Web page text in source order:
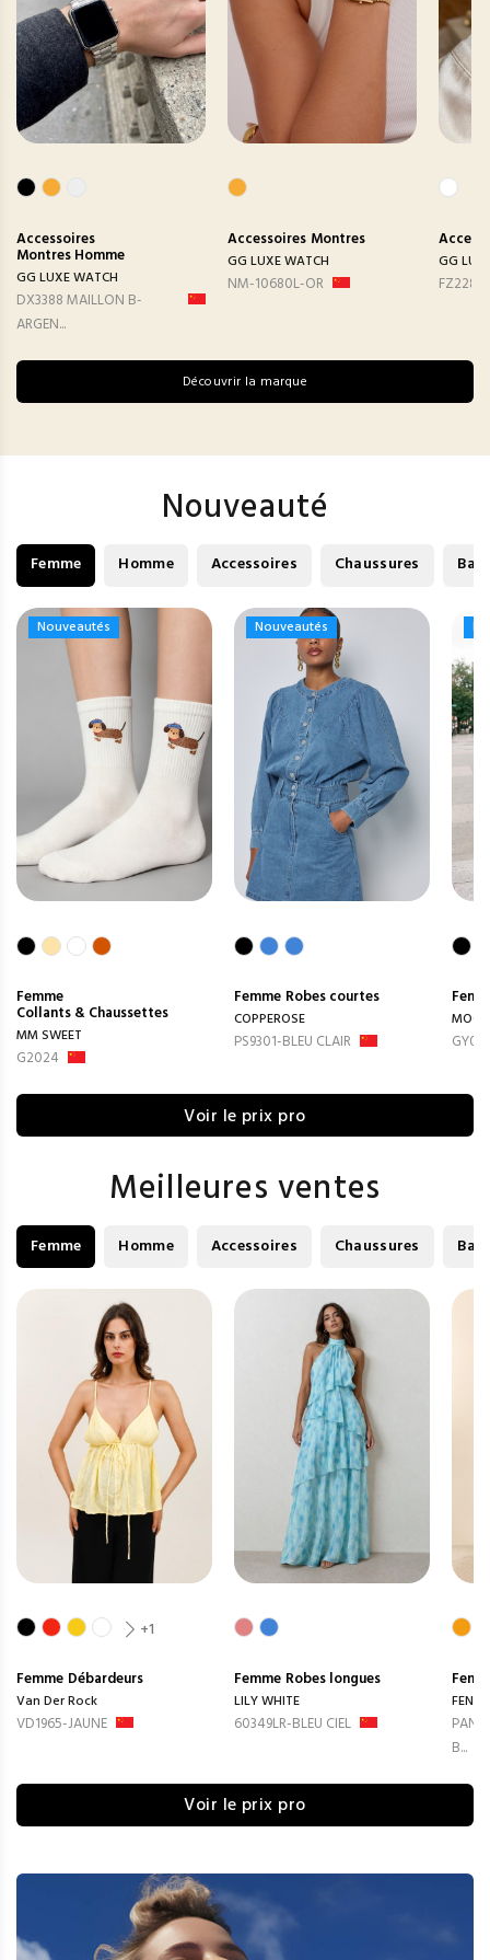
Accessoires
Montres Homme
GG LUXE WATCH
DX3388 MAILLON B-
ARGEN...
Accessoires Montres
GG LUXE WATCH
NM-10680L-OR
GG
FZ2282
Découvrir la marque
Nouveauté
Femme Homme Accessoires Chaussures
Nouveautés
Nouveautés
Femme
Collants & Chaussettes
MM SWEET
G2024
Nouveautés
Nouveautés
Femme Robes courtes
COPPEROSE
PS9301-BLEU CLAIR
Voir le prix pro
Meilleures ventes
Femme Homme Accessoires Chaussures
+1
Femme Débardeurs
Van Der Rock
VD1965-JAUNE
Femme Robes longues
LILY WHITE
60349LR-BLEU CIEL
B...
Voir le prix pro